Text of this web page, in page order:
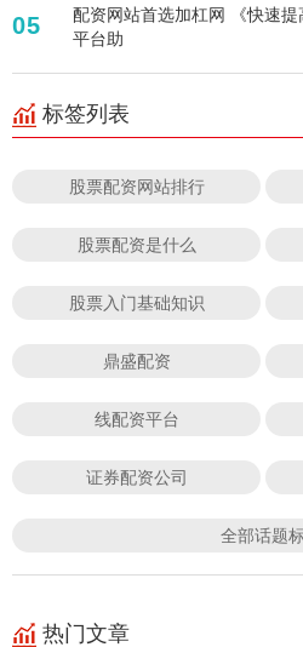
05
配资网站首选加杠网 《快速
平台助
标签列表
股票配资网站排行
股票配资是什么
股票入门基础知识
鼎盛配资
线配资平台
证券配资公司
全部话题
热门文章